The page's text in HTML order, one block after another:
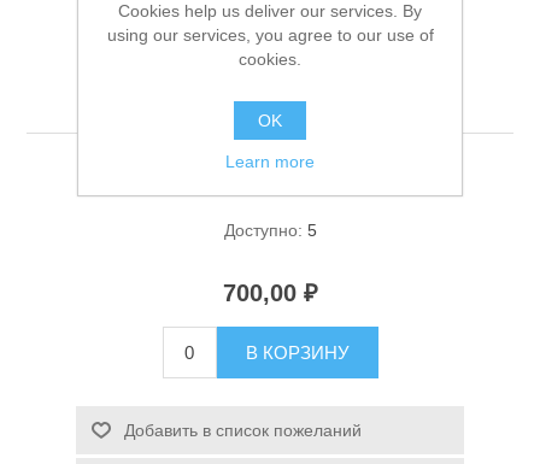
Аксессуары для лодок
Спасательные средства
Подсак Mifine CCD600
Доступно: 5
700,00 ₽
В КОРЗИНУ
Добавить в список пожеланий
Cookies help us deliver our services. By
using our services, you agree to our use of
cookies.
OK
Learn more